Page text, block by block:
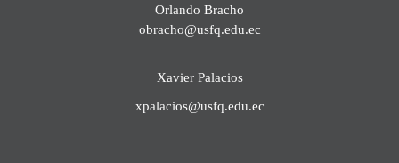
Orlando Bracho
obracho@usfq.edu.ec
Xavier Palacios
xpalacios@usfq.edu.ec